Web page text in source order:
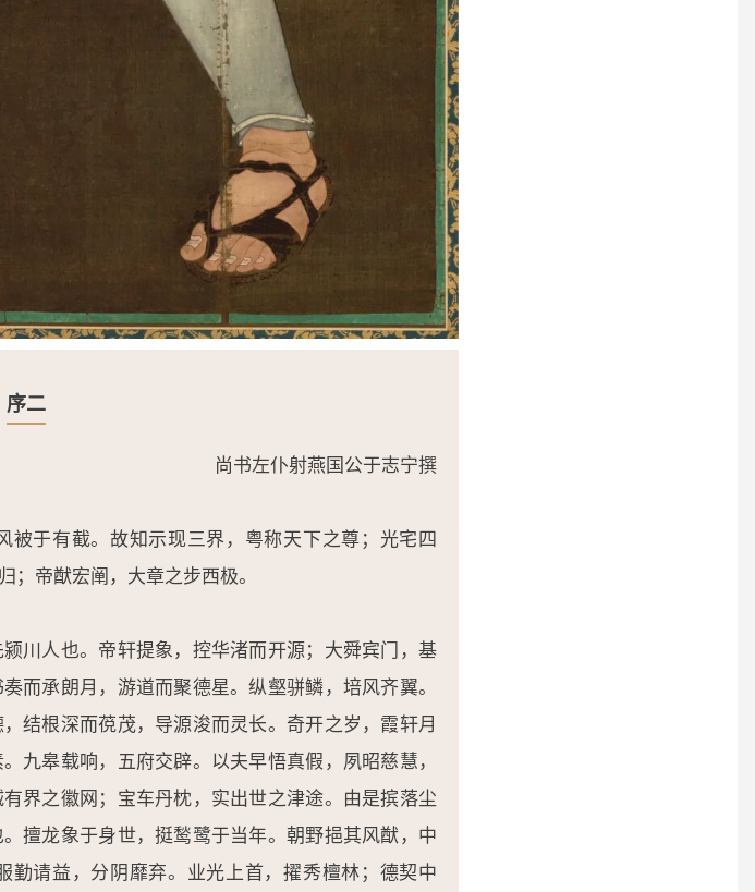
序二
尚书左仆射燕国公于志宁撰
于有截。故知示现三界，粤称天下之尊；光宅四
帝猷宏阐，大章之步西极。
川人也。帝轩提象，控华渚而开源；大舜宾门，基
而承朗月，游道而聚德星。纵壑骈鳞，培风齐翼。
结根深而䓲茂，导源浚而灵长。奇开之岁，霞轩月
九皋载响，五府交辟。以夫早悟真假，夙昭慈慧，
界之徽网；宝车丹枕，实出世之津途。由是摈落尘
擅龙象于身世，挺鹙鹭于当年。朝野挹其风猷，中
请益，分阴靡弃。业光上首，擢秀檀林；德契中